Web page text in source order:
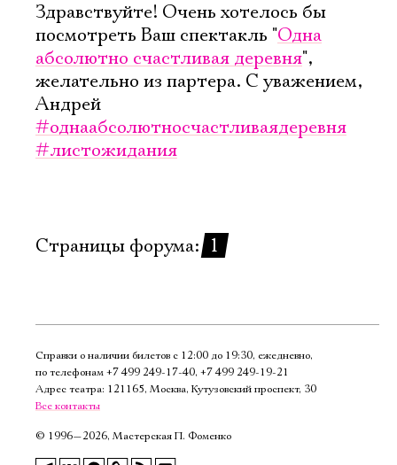
Здравствуйте! Очень хотелось бы
посмотреть Ваш спектакль "Одна
абсолютно счастливая деревня",
желательно из партера. С уважением,
Андрей
#однаабсолютносчастливаядеревня
#листожидания
Страницы форума: 1
Справки о наличии билетов с 12:00 до 19:30, ежедневно,
по телефонам +7 499 249‑17‑40, +7 499 249‑19‑21
Адрес театра: 121165, Москва, Кутузовский проспект, 30
Все контакты
© 1996—2026, Мастерская П. Фоменко
Электропочта